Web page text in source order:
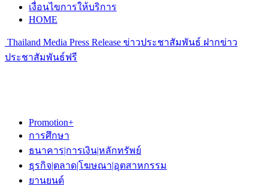
เงื่อนไขการให้บริการ
HOME
Thailand Media Press Release ข่าวประชาสัมพันธ์ ฝากข่าว
ประชาสัมพันธ์ฟรี
Promotion+
การศึกษา
ธนาคาร|การเงิน|หลักทรัพย์
ธุรกิจ|ตลาด|โฆษณา|อุตสาหกรรม
ยานยนต์